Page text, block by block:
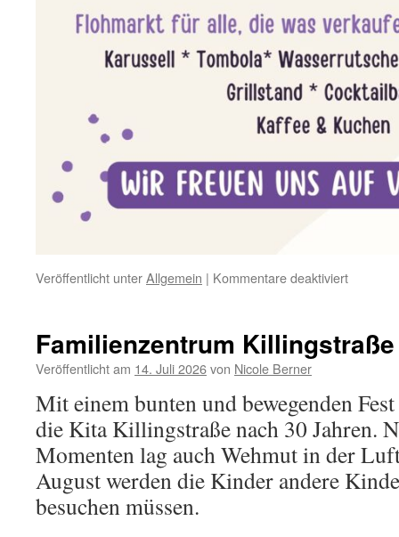
Veröffentlicht unterAllgemein | Kommentare deaktiviertfür
Familienzentrum Killingstraße
Veröffentlicht am 14. Juli 2026von Nicole Berner
Mit einem bunten und bewegenden
die Kita Killingstraße nach 30 Jahren.
Momenten lag auch Wehmut in der
August werden die Kinder andere
besuchen müssen.